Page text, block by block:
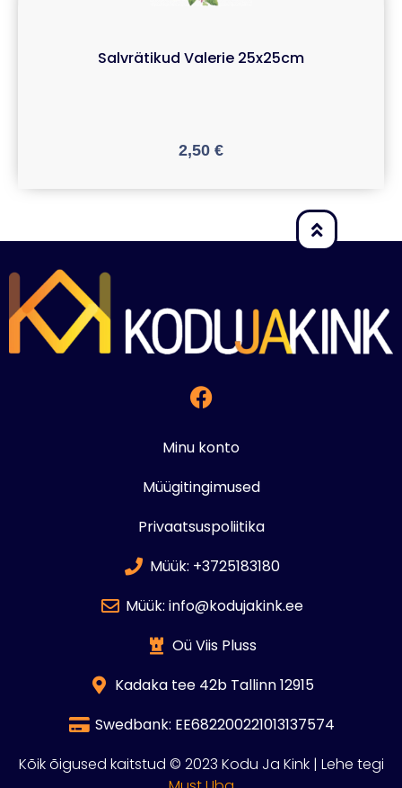
Salvrätikud Valerie 25x25cm
2,50 €
Minu konto
Müügitingimused
Privaatsuspoliitika
Müük: +3725183180
Müük: info@kodujakink.ee
Oü Viis Pluss
Kadaka tee 42b Tallinn 12915
Swedbank: EE682200221013137574
Kõik õigused kaitstud © 2023 Kodu Ja Kink | Lehe tegi